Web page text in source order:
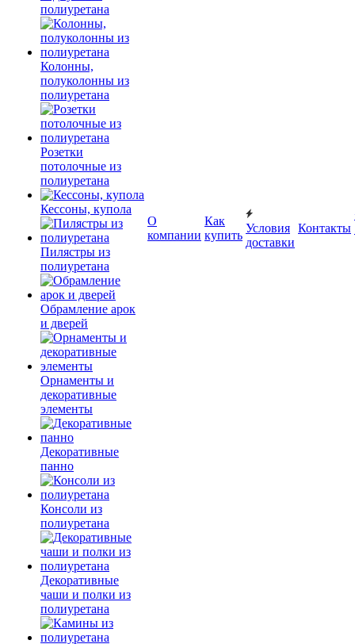
полиуретана
Колонны,
полуколонны из
полиуретана
Розетки
потолочные из
полиуретана
Кессоны, купола
Пилястры из
полиуретана
Обрамление арок
и дверей
Орнаменты и
декоративные
элементы
Декоративные
панно
Консоли из
полиуретана
Декоративные
чаши и полки из
полиуретана
О
компании
Как
купить
Условия
доставки
Контакты